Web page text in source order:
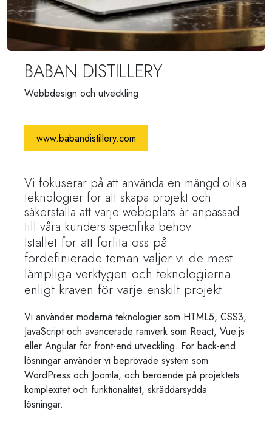
BABAN DISTILLERY
Webbdesign och utveckling
www.babandistillery.com
Vi fokuserar på att använda en mängd olika
teknologier för att skapa projekt och
säkerställa att varje webbplats är anpassad
till våra kunders specifika behov.
Istället för att förlita oss på
fördefinierade teman väljer vi de mest
lämpliga verktygen och teknologierna
enligt kraven för varje enskilt projekt.
Vi använder moderna teknologier som HTML5, CSS3,
JavaScript och avancerade ramverk som React, Vue.js
eller Angular för front-end utveckling. För back-end
lösningar använder vi beprövade system som
WordPress och Joomla, och beroende på projektets
komplexitet och funktionalitet, skräddarsydda
lösningar.